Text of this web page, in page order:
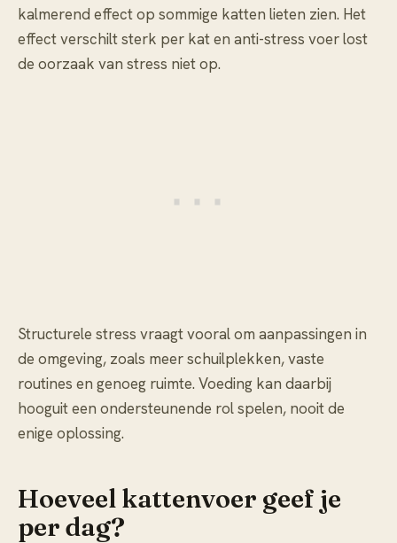
kalmerend effect op sommige katten lieten zien. Het
effect verschilt sterk per kat en anti-stress voer lost
de oorzaak van stress niet op.
Structurele stress vraagt vooral om aanpassingen in
de omgeving, zoals meer schuilplekken, vaste
routines en genoeg ruimte. Voeding kan daarbij
hooguit een ondersteunende rol spelen, nooit de
enige oplossing.
Hoeveel kattenvoer geef je
per dag?